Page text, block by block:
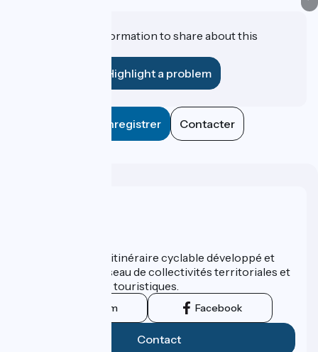
Do you have information to share about this
Highlight a problem
Enregistrer Contacter
ViaRhôna est un itinéraire cyclable développé et
promu par un réseau de collectivités territoriales et
leurs institutions touristiques.
Instagram Facebook
Contact